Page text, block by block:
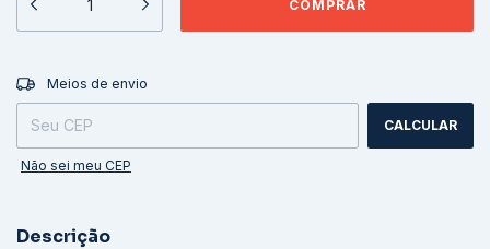
Entregas para o CEP:
Meios de envio
CALCULAR
Não sei meu CEP
Descrição